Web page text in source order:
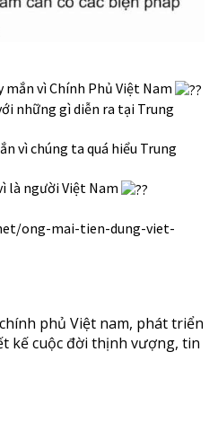
vì Chính Phủ Việt Nam
những gì diễn ra tại Trung
vì chúng ta quá hiểu Trung
là người Việt Nam
ong-mai-tien-dung-viet-
chính phủ Việt nam, phát triển
kế cuộc đời thịnh vượng, tin